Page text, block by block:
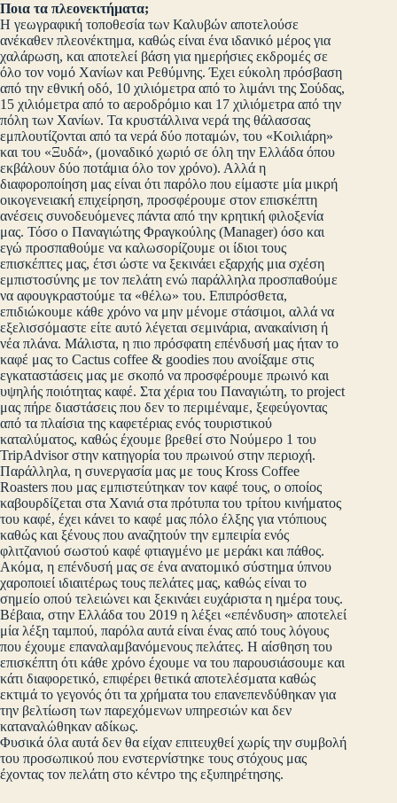
Ποια τα πλεονεκτήματα;
Η γεωγραφική τοποθεσία των Καλυβών αποτελούσε
ανέκαθεν πλεονέκτημα, καθώς είναι ένα ιδανικό μέρος για
χαλάρωση, και αποτελεί βάση για ημερήσιες εκδρομές σε
όλο τον νομό Χανίων και Ρεθύμνης. Έχει εύκολη πρόσβαση
από την εθνική οδό, 10 χιλιόμετρα από το λιμάνι της Σούδας,
15 χιλιόμετρα από το αεροδρόμιο και 17 χιλιόμετρα από την
πόλη των Χανίων. Τα κρυστάλλινα νερά της θάλασσας
εμπλουτίζονται από τα νερά δύο ποταμών, του «Κοιλιάρη»
και του «Ξυδά», (μοναδικό χωριό σε όλη την Ελλάδα όπου
εκβάλουν δύο ποτάμια όλο τον χρόνο). Αλλά η
διαφοροποίηση μας είναι ότι παρόλο που είμαστε μία μικρή
οικογενειακή επιχείρηση, προσφέρουμε στον επισκέπτη
ανέσεις συνοδευόμενες πάντα από την κρητική φιλοξενία
μας. Τόσο ο Παναγιώτης Φραγκούλης (Manager) όσο και
εγώ προσπαθούμε να καλωσορίζουμε οι ίδιοι τους
επισκέπτες μας, έτσι ώστε να ξεκινάει εξαρχής μια σχέση
εμπιστοσύνης με τον πελάτη ενώ παράλληλα προσπαθούμε
να αφουγκραστούμε τα «θέλω» του. Επιπρόσθετα,
επιδιώκουμε κάθε χρόνο να μην μένομε στάσιμοι, αλλά να
εξελισσόμαστε είτε αυτό λέγεται σεμινάρια, ανακαίνιση ή
νέα πλάνα. Μάλιστα, η πιο πρόσφατη επένδυσή μας ήταν το
καφέ μας το Cactus coffee & goodies που ανοίξαμε στις
εγκαταστάσεις μας με σκοπό να προσφέρουμε πρωινό και
υψηλής ποιότητας καφέ. Στα χέρια του Παναγιώτη, το project
μας πήρε διαστάσεις που δεν το περιμέναμε, ξεφεύγοντας
από τα πλαίσια της καφετέριας ενός τουριστικού
καταλύματος, καθώς έχουμε βρεθεί στο Νούμερο 1 του
TripAdvisor στην κατηγορία του πρωινού στην περιοχή.
Παράλληλα, η συνεργασία μας με τους Kross Coffee
Roasters που μας εμπιστεύτηκαν τον καφέ τους, ο οποίος
καβουρδίζεται στα Χανιά στα πρότυπα του τρίτου κινήματος
του καφέ, έχει κάνει το καφέ μας πόλο έλξης για ντόπιους
καθώς και ξένους που αναζητούν την εμπειρία ενός
φλιτζανιού σωστού καφέ φτιαγμένο με μεράκι και πάθος.
Ακόμα, η επένδυσή μας σε ένα ανατομικό σύστημα ύπνου
χαροποιεί ιδιαιτέρως τους πελάτες μας, καθώς είναι το
σημείο οπού τελειώνει και ξεκινάει ευχάριστα η ημέρα τους.
Βέβαια, στην Ελλάδα του 2019 η λέξει «επένδυση» αποτελεί
μία λέξη ταμπού, παρόλα αυτά είναι ένας από τους λόγους
που έχουμε επαναλαμβανόμενους πελάτες. Η αίσθηση του
επισκέπτη ότι κάθε χρόνο έχουμε να του παρουσιάσουμε και
κάτι διαφορετικό, επιφέρει θετικά αποτελέσματα καθώς
εκτιμά το γεγονός ότι τα χρήματα του επανεπενδύθηκαν για
την βελτίωση των παρεχόμενων υπηρεσιών και δεν
καταναλώθηκαν αδίκως.
Φυσικά όλα αυτά δεν θα είχαν επιτευχθεί χωρίς την συμβολή
του προσωπικού που ενστερνίστηκε τους στόχους μας
έχοντας τον πελάτη στο κέντρο της εξυπηρέτησης.